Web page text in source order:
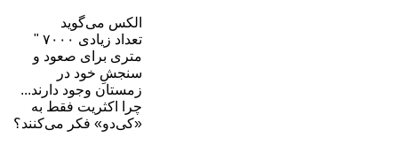
الکس می‌گوید
" تعداد زیادی ۷۰۰۰
متری برای صعود و
سنجشِ خود در
زمستان وجود دارند...
چرا اکثریت فقط به
«کی‌دو» فکر می‌کنند؟